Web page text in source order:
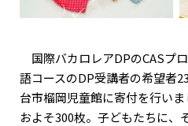
国際バカロレアDPのCASプ
語コースのDP受講者の希望者
台市榴岡児童館に寄付を行い
およそ300枚。子どもたちに、